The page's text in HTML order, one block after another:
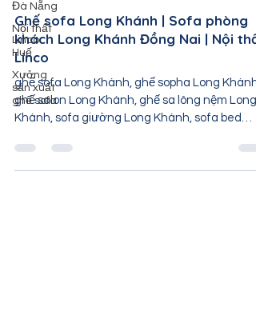
Đà Nẵng
Nội thất
Linco
Huế
Xưởng
sản xuất
ghế sofa
26 thg 7, 2022
1 phút đọc
Ghế sofa Long Khánh | Sofa phòng
khách Long Khánh Đồng Nai | Nội
Linco
ghế sofa Long Khánh, ghế sopha Long Khánh,
ghế salon Long Khánh, ghế sa lông nệm Long
Khánh, sofa giường Long Khánh, sofa bed